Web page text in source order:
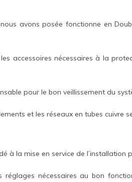
avons posée fonctionne en
accessoires nécessaires à la
pour le bon veillissement du
et les réseaux en tubes cuivre
à la mise en service de l’installation
réglages nécessaires au bon